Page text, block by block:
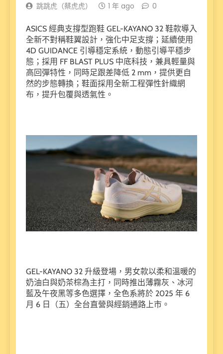
跳跳虎（蔡虎虎） 1 年 ago 0
ASICS 經典支撐型跑鞋 GEL-KAYANO 32 鞋款導入
全新不對稱鞋翼設計，強化中足支撐；延續使用
4D GUIDANCE 引導穩定系統，動態引導平穩步
態；採用 FF BLAST PLUS 中底科技，兼具輕量與
高回彈特性，同時足跟差降低 2 mm，提供更自
然的步態轉換；鞋面採用全新工程彈性針織網
布，提升包覆與透氣性。
GEL-KAYANO 32 升級登場，男女款以柔和溫暖的
奶油白與奶茶棕為主打，同時推出薄霧灰、冰河
藍及午夜黑等多色選擇，全色系將於 2025 年 6
月 6 日（五）全台直營與經銷通路上市。